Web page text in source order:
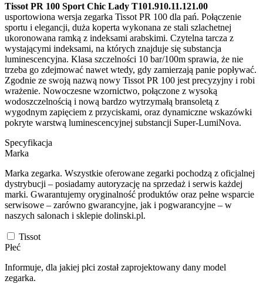
Tissot PR 100 Sport Chic Lady T101.910.11.121.00
usportowiona wersja zegarka Tissot PR 100 dla pań. Połączenie
sportu i elegancji, duża koperta wykonana ze stali szlachetnej
ukoronowana ramką z indeksami arabskimi. Czytelna tarcza z
wystającymi indeksami, na których znajduje się substancja
luminescencyjna. Klasa szczelności 10 bar/100m sprawia, że nie
trzeba go zdejmować nawet wtedy, gdy zamierzają panie popływać.
Zgodnie ze swoją nazwą nowy Tissot PR 100 jest precyzyjny i robi
wrażenie. Nowoczesne wzornictwo, połączone z wysoką
wodoszczelnością i nową bardzo wytrzymałą bransoletą z
wygodnym zapięciem z przyciskami, oraz dynamiczne wskazówki
pokryte warstwą luminescencyjnej substancji Super-LumiNova.
Specyfikacja
Marka
Marka zegarka. Wszystkie oferowane zegarki pochodzą z oficjalnej
dystrybucji – posiadamy autoryzację na sprzedaż i serwis każdej
marki. Gwarantujemy oryginalność produktów oraz pełne wsparcie
serwisowe – zarówno gwarancyjne, jak i pogwarancyjne – w
naszych salonach i sklepie dolinski.pl.
Tissot
Płeć
Informuje, dla jakiej płci został zaprojektowany dany model
zegarka.